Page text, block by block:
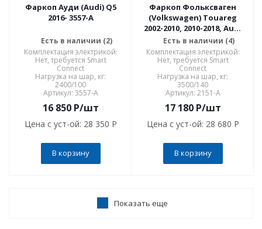
Фаркоп Ауди (Audi) Q5
2016- 3557-A
Есть в наличии (2)
Комплектация электрикой:
Нет, требуется Smart
Connect
Нагрузка на шар, кг:
2400/100
Артикул: 3557-A
16 850P/шт
Цена с уст-ой: 28 350 P
В корзину
Фаркоп Фольксваген
(Volkswagen) Touareg
2002-2010, 2010-2018, Audi
Q7 2006-2015, Porsche
Cayenne 2002-2010, 2010-
2018 2151-A
Есть в наличии (4)
Комплектация электрикой:
Нет, требуется Smart
Connect
Нагрузка на шар, кг:
3500/140
Артикул: 2151-A
17 180P/шт
Цена с уст-ой: 28 680 P
В корзину
Показать еще